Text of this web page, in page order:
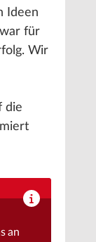
Ideen
für
Wir
die
an